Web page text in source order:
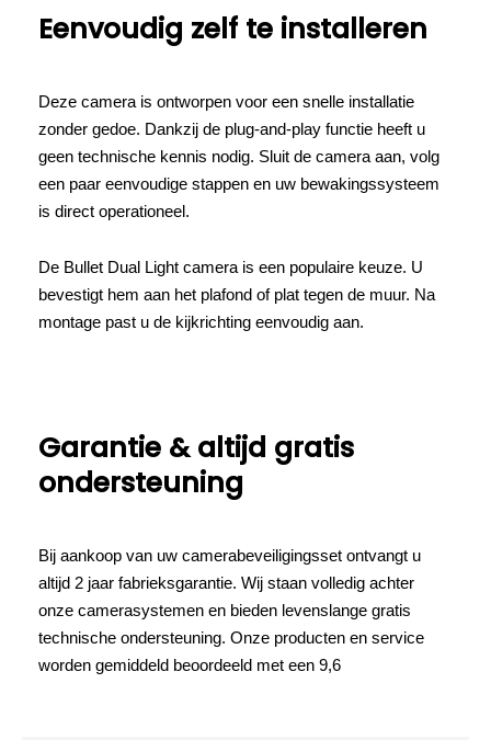
Eenvoudig zelf te installeren
Deze camera is ontworpen voor een snelle installatie
zonder gedoe. Dankzij de plug-and-play functie heeft u
geen technische kennis nodig. Sluit de camera aan, volg
een paar eenvoudige stappen en uw bewakingssysteem
is direct operationeel.
De Bullet Dual Light camera is een populaire keuze. U
bevestigt hem aan het plafond of plat tegen de muur. Na
montage past u de kijkrichting eenvoudig aan.
Garantie & altijd gratis
ondersteuning
Bij aankoop van uw camerabeveiligingsset ontvangt u
altijd 2 jaar fabrieksgarantie. Wij staan volledig achter
onze camerasystemen en bieden levenslange gratis
technische ondersteuning. Onze producten en service
worden gemiddeld beoordeeld met een 9,6